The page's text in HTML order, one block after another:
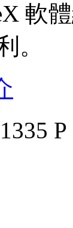
軟
。